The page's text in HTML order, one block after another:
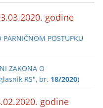
godine
POSTUPKU
ZAKONA O
RS", br. 18/2020)
godine